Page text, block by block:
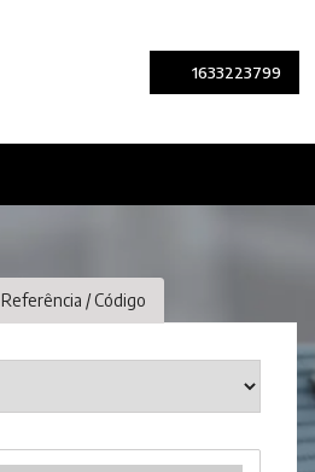
1633223799
Referência / Código